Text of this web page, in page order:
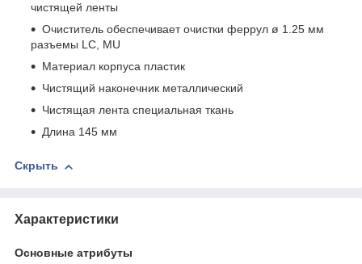
чистящей ленты
Очиститель обеспечивает очистки феррул ø 1.25 мм
разъемы LC, MU
Материал корпуса пластик
Чистящий наконечник металлический
Чистящая лента специальная ткань
Длина 145 мм
Скрыть
Характеристики
Основные атрибуты